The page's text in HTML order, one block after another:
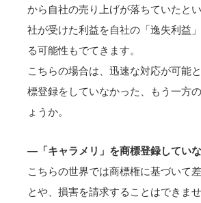
から自社の売り上げが落ちていたと
社が受けた利益を自社の「逸失利益
る可能性もでてきます。
こちらの場合は、迅速な対応が可能
標登録をしていなかった、もう一方
ょうか。
―「キャラメリ」を商標登録してい
こちらの世界では商標権に基づいて
とや、損害を請求することはできませ